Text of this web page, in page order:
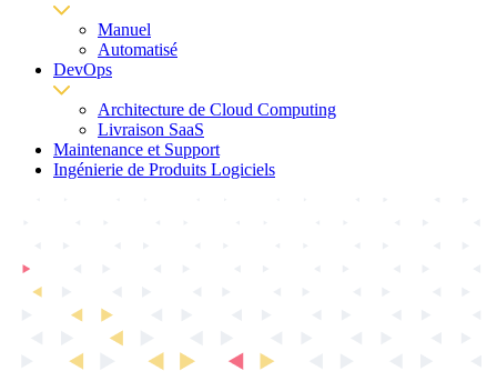
Manuel
Automatisé
DevOps
Architecture de Cloud Computing
Livraison SaaS
Maintenance et Support
Ingénierie de Produits Logiciels